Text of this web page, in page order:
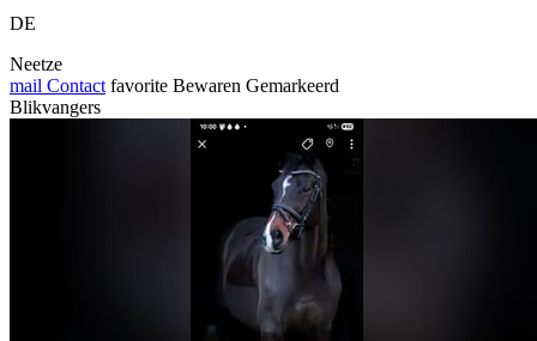
DE
Neetze
mail Contact favorite Bewaren Gemarkeerd
Blikvangers